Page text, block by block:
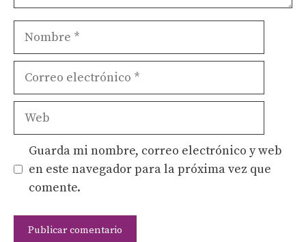
Nombre
Correo
Web
Guarda mi nombre, correo electrónico y web
en este navegador para la próxima vez que
comente.